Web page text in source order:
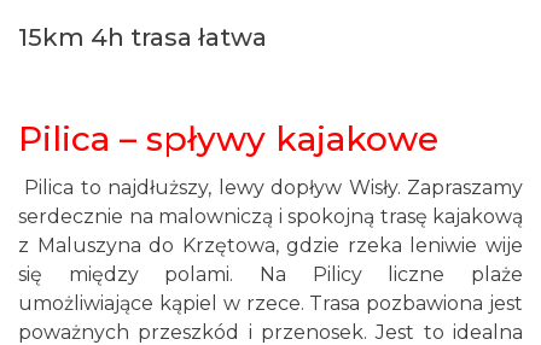
15km 4h trasa łatwa
Pilica – spływy kajakowe
Pilica to najdłuższy, lewy dopływ Wisły. Zapraszamy
serdecznie na malowniczą i spokojną trasę kajakową
z Maluszyna do Krzętowa, gdzie rzeka leniwie wije
się między polami. Na Pilicy liczne plaże
umożliwiające kąpiel w rzece. Trasa pozbawiona jest
poważnych przeszkód i przenosek. Jest to idealna